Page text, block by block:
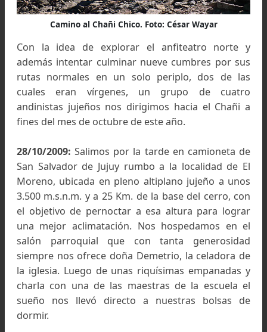
Camino al Chañi Chico. Foto: César Wayar
además intentar culminar nueve cumbres por
rutas normales en un solo periplo, dos de
cuales eran vírgenes, un grupo de
andinistas jujeños nos dirigimos hacia el
fines del mes de octubre de este año.
28/10/2009:Salimos por la tarde en camioneta
San Salvador de Jujuy rumbo a la localidad de
Moreno, ubicada en pleno altiplano jujeño a
3.500 m.s.n.m. y a 25 Km. de la base del cerro,